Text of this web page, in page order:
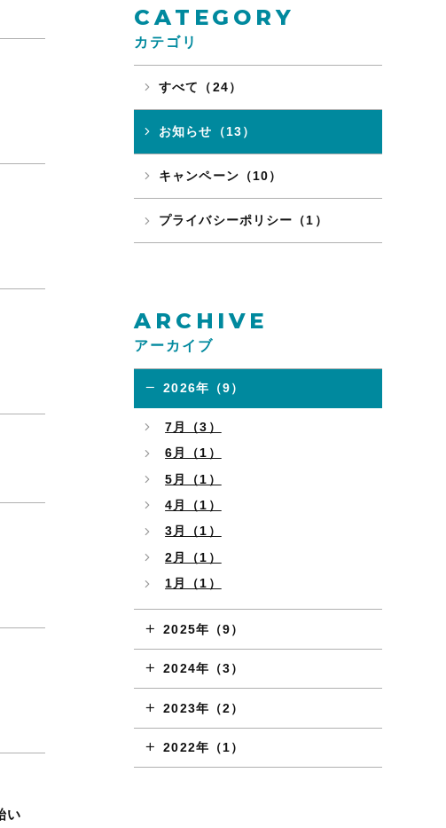
い
CATEGORY
カテゴリ
すべて（24）
お知らせ（13）
キャンペーン（10）
プライバシーポリシー（1）
ARCHIVE
アーカイブ
2026年（9）
7月（3）
6月（1）
5月（1）
4月（1）
3月（1）
2月（1）
1月（1）
2025年（9）
2024年（3）
2023年（2）
2022年（1）